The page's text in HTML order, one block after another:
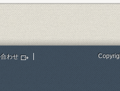
わせ